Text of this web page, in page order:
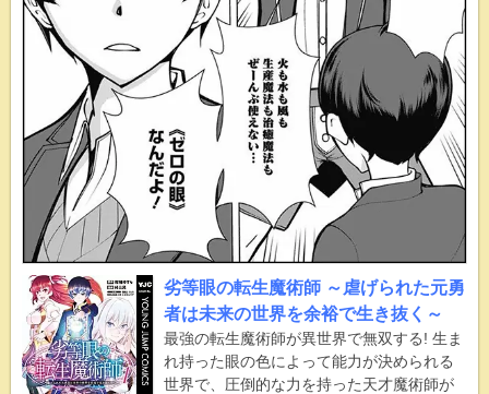
劣等眼の転生魔術師 ～虐げられた元勇
者は未来の世界を余裕で生き抜く～
最強の転生魔術師が異世界で無双する! 生ま
れ持った眼の色によって能力が決められる
世界で、圧倒的な力を持った天才魔術師が